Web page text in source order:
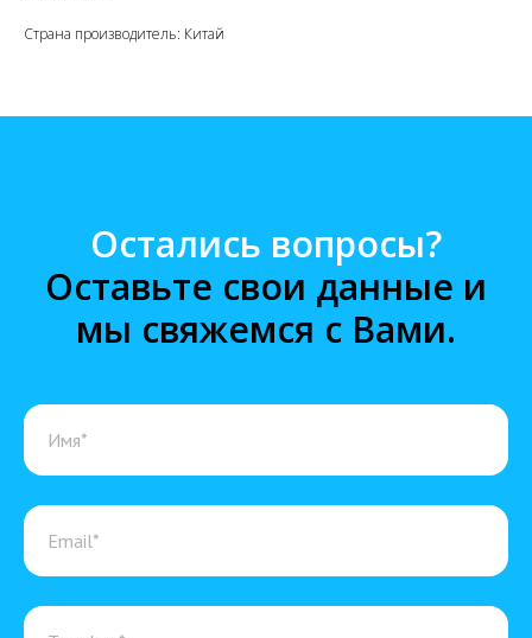
Страна производитель: Китай
Остались вопросы?
Оставьте свои данные и
мы свяжемся с Вами.